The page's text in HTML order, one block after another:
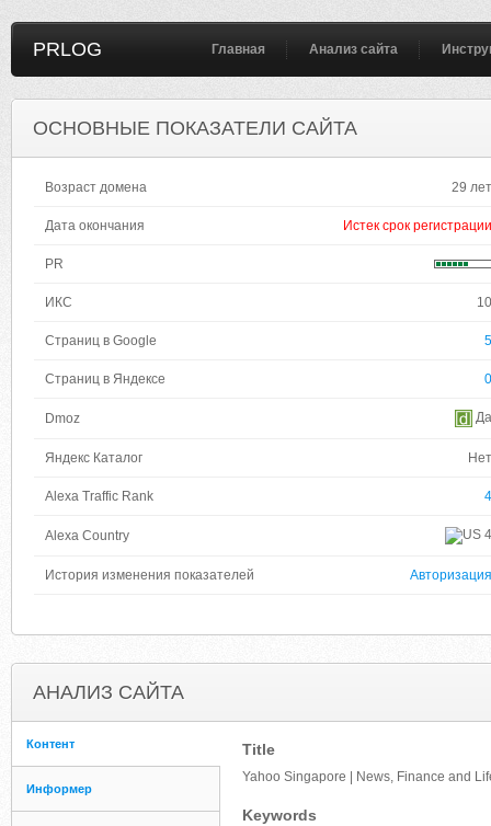
PRLOG Главная Анализ сайта
ОСНОВНЫЕ ПОКАЗАТЕЛИ САЙТА
Возраст домена 29 лет
Дата окончания Истек срок регистрации
PR
ИКС 10
Страниц в Google 5
Страниц в Яндексе 0
Dmoz Да
Яндекс Каталог Нет
Alexa Traffic Rank 4
Alexa Country 4
История изменения показателей Авторизация
АНАЛИЗ САЙТА
Контент
Информер
Title
Yahoo Singapore | News, Finance and
Keywords